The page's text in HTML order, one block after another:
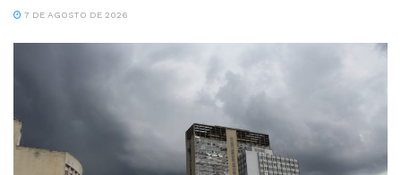
7 DE AGOSTO DE 2026